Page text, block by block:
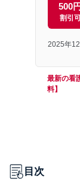
500円
割引
2025年
最新の看
料】
目次